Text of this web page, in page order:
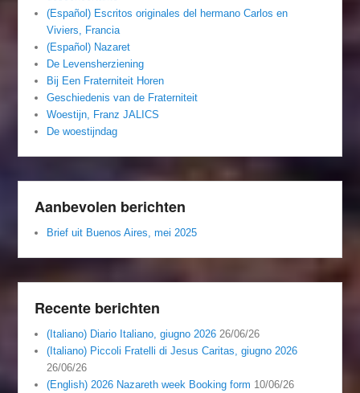
(Español) Escritos originales del hermano Carlos en
Viviers, Francia
(Español) Nazaret
De Levensherziening
Bij Een Fraterniteit Horen
Geschiedenis van de Fraterniteit
Woestijn, Franz JALICS
De woestijndag
Aanbevolen berichten
Brief uit Buenos Aires, mei 2025
Recente berichten
(Italiano) Diario Italiano, giugno 2026 26/06/26
(Italiano) Piccoli Fratelli di Jesus Caritas, giugno 2026
26/06/26
(English) 2026 Nazareth week Booking form 10/06/26